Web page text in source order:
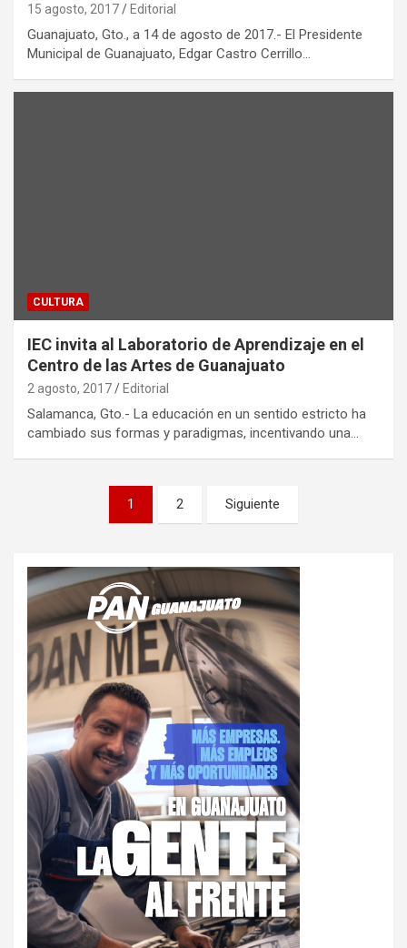
15 agosto, 2017 Editorial
Guanajuato, Gto., a 14 de agosto de 2017.- El Presidente
Municipal de Guanajuato, Edgar Castro Cerrillo…
CULTURA
IEC invita al Laboratorio de Aprendizaje en el
Centro de las Artes de Guanajuato
2 agosto, 2017 Editorial
Salamanca, Gto.- La educación en un sentido estricto ha
cambiado sus formas y paradigmas, incentivando una…
1 2 Siguiente